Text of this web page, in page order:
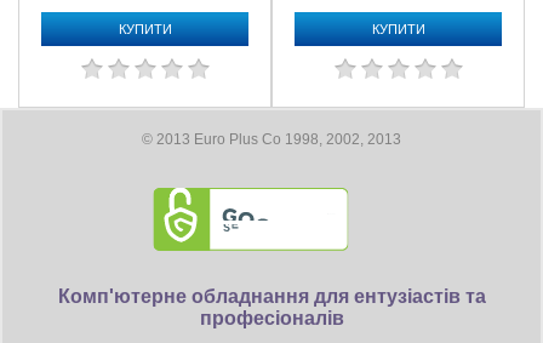
КУПИТИ КУПИТИ
© 2013 Euro Plus Co 1998, 2002, 2013
Комп'ютерне обладнання для ентузіастів та
професіоналів